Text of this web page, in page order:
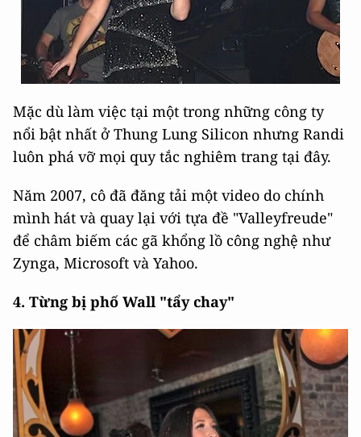
Mặc dù làm việc tại một trong những công ty
nổi bật nhất ở Thung Lung Silicon nhưng Randi
luôn phá vỡ mọi quy tắc nghiêm trang tại đây.
Năm 2007, cô đã đăng tải một video do chính
mình hát và quay lại với tựa đề "Valleyfreude"
để châm biếm các gã khổng lồ công nghệ như
Zynga, Microsoft và Yahoo.
4. Từng bị phố Wall "tẩy chay"